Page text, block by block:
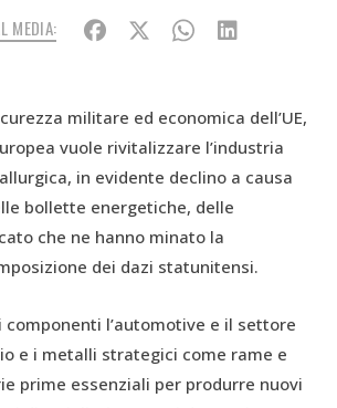
MEDIA:
militare ed economica dell’UE,
vuole rivitalizzare l’industria
in evidente declino a causa
bollette energetiche, delle
che ne hanno minato la
dei dazi statunitensi.
l’automotive e il settore
e i metalli strategici come rame e
prime essenziali per produrre nuovi